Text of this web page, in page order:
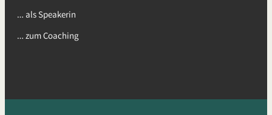
… als Speakerin
… zum Coaching